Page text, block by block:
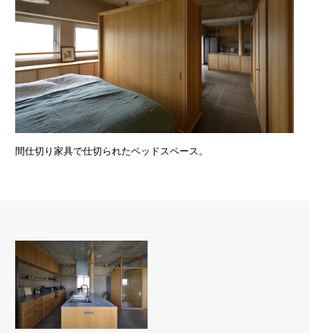
間仕切り家具で仕切られたベッドスペース。